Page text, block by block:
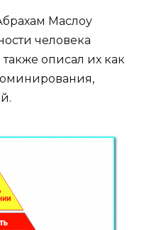
Маслоу
человека
описал их как